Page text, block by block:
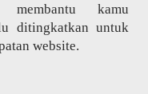
membantu kamu
ditingkatkan untuk
website.